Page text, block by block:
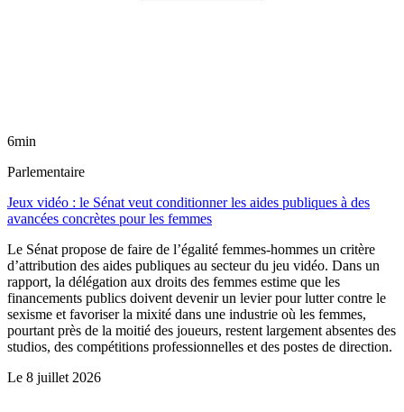
6min
Parlementaire
Jeux vidéo : le Sénat veut conditionner les aides publiques à des
avancées concrètes pour les femmes
Le Sénat propose de faire de l’égalité femmes-hommes un critère
d’attribution des aides publiques au secteur du jeu vidéo. Dans un
rapport, la délégation aux droits des femmes estime que les
financements publics doivent devenir un levier pour lutter contre le
sexisme et favoriser la mixité dans une industrie où les femmes,
pourtant près de la moitié des joueurs, restent largement absentes des
studios, des compétitions professionnelles et des postes de direction.
Le 8 juillet 2026